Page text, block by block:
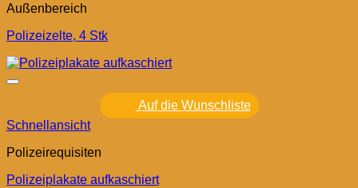
Außenbereich
Polizeizelte, 4 Stk
Auf die Wunschliste
Schnellansicht
Polizeirequisiten
Polizeiplakate aufkaschiert